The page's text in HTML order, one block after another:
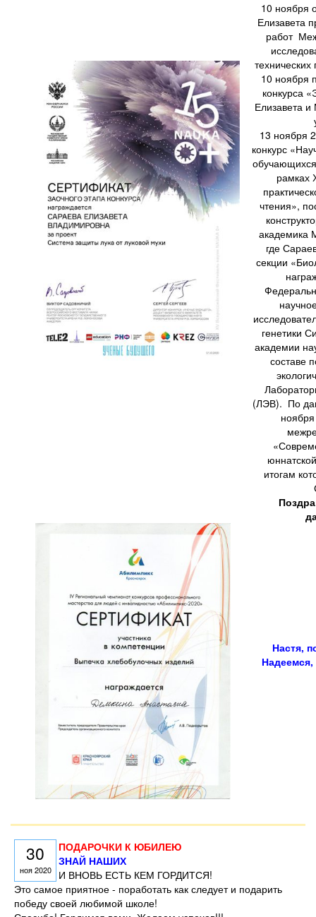
10 ноября
Елизавета
работ
10 ноября
конкурса
Елизавета
13 ноября
конкурс
рамках
чтения»,
академика
где
секции
генетики
академии
составе
(ЛЭВ). По
итогам
Настя,
30
ноя 2020
ПОДАРОЧКИ К ЮБИЛЕЮ
ЗНАЙ НАШИХ
И ВНОВЬ ЕСТЬ КЕМ ГОРДИТСЯ!
Это самое приятное - поработать как следует и подарить
победу своей любимой школе!